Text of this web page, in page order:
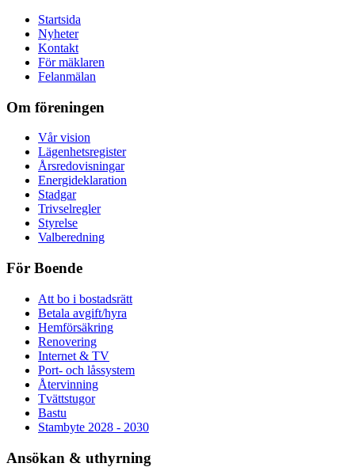
Startsida
Nyheter
Kontakt
För mäklaren
Felanmälan
Om föreningen
Vår vision
Lägenhetsregister
Årsredovisningar
Energideklaration
Stadgar
Trivselregler
Styrelse
Valberedning
För Boende
Att bo i bostadsrätt
Betala avgift/hyra
Hemförsäkring
Renovering
Internet & TV
Port- och låssystem
Återvinning
Tvättstugor
Bastu
Stambyte 2028 - 2030
Ansökan & uthyrning